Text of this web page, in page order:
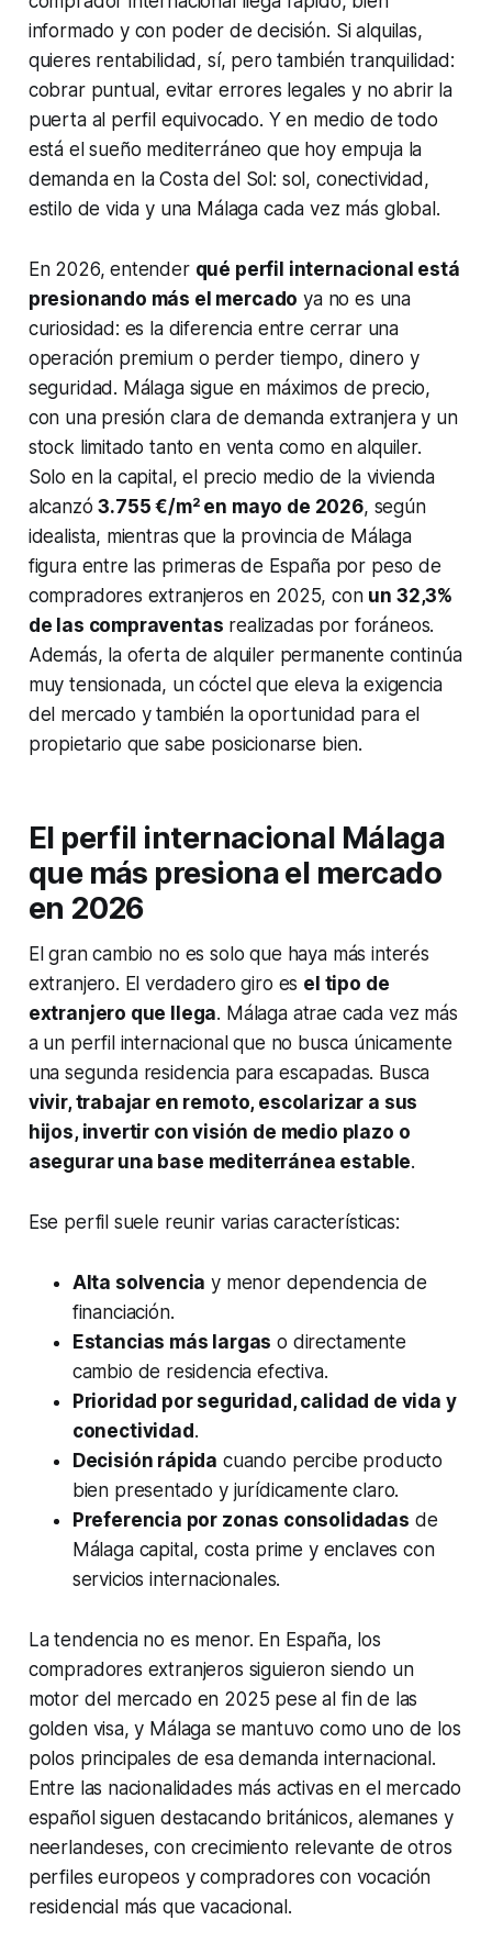
informado y con poder de decisión. Si alquilas,
quieres rentabilidad, sí, pero también tranquilidad:
cobrar puntual, evitar errores legales y no abrir la
puerta al perfil equivocado. Y en medio de todo
está el sueño mediterráneo que hoy empuja la
demanda en la Costa del Sol: sol, conectividad,
estilo de vida y una Málaga cada vez más global.
En 2026, entender qué perfil internacional está
presionando más el mercado ya no es una
curiosidad: es la diferencia entre cerrar una
operación premium o perder tiempo, dinero y
seguridad. Málaga sigue en máximos de precio,
con una presión clara de demanda extranjera y un
stock limitado tanto en venta como en alquiler.
Solo en la capital, el precio medio de la vivienda
alcanzó3.755 €/m² en mayo de 2026, según
idealista, mientras que la provincia de Málaga
figura entre las primeras de España por peso de
compradores extranjeros en 2025, con un 32,3%
de las compraventas realizadas por foráneos.
Además, la oferta de alquiler permanente continúa
muy tensionada, un cóctel que eleva la exigencia
del mercado y también la oportunidad para el
propietario que sabe posicionarse bien.
El perfil internacional Málaga
que más presiona el mercado
en 2026
El gran cambio no es solo que haya más interés
extranjero. El verdadero giro es el tipo de
extranjero que llega. Málaga atrae cada vez más
a un perfil internacional que no busca únicamente
una segunda residencia para escapadas. Busca
vivir, trabajar en remoto, escolarizar a sus
hijos, invertir con visión de medio plazo o
asegurar una base mediterránea estable.
Ese perfil suele reunir varias características:
Alta solvencia y menor dependencia de
financiación.
Estancias más largas o directamente
cambio de residencia efectiva.
Prioridad por seguridad, calidad de vida y
conectividad .
Decisión rápida cuando percibe producto
bien presentado y jurídicamente claro.
Preferencia por zonas consolidadas de
Málaga capital, costa prime y enclaves con
servicios internacionales.
La tendencia no es menor. En España, los
compradores extranjeros siguieron siendo un
motor del mercado en 2025 pese al fin de las
golden visa, y Málaga se mantuvo como uno de los
polos principales de esa demanda internacional.
Entre las nacionalidades más activas en el mercado
español siguen destacando británicos, alemanes y
neerlandeses, con crecimiento relevante de otros
perfiles europeos y compradores con vocación
residencial más que vacacional.